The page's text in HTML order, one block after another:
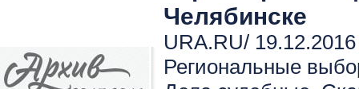
Челябинске
URA.RU/
Региональные